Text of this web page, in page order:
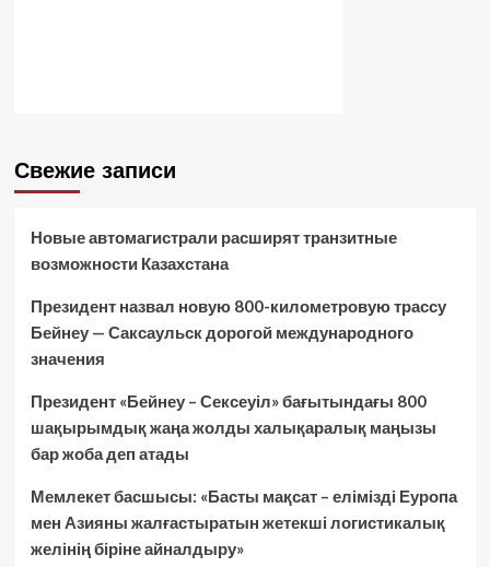
Свежие записи
Новые автомагистрали расширят транзитные
возможности Казахстана
Президент назвал новую 800-километровую трассу
Бейнеу — Саксаульск дорогой международного
значения
Президент «Бейнеу – Сексеуіл» бағытындағы 800
шақырымдық жаңа жолды халықаралық маңызы
бар жоба деп атады
Мемлекет басшысы: «Басты мақсат – елімізді Еуропа
мен Азияны жалғастыратын жетекші логистикалық
желінің біріне айналдыру»